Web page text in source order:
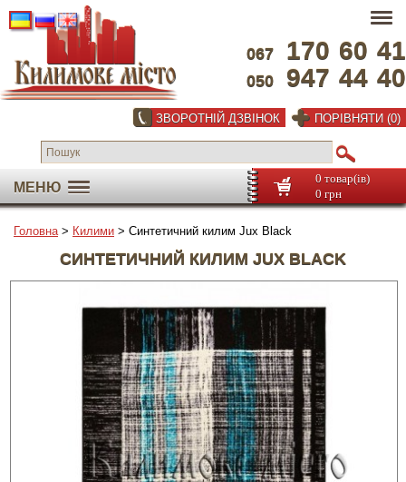
067 170 60 41
050 947 44 40
ЗВОРОТНІЙ ДЗВІНОК ПОРІВНЯТИ (0)
МЕНЮ
0 товар(ів)
0 грн
Головна> Килими > Синтетичний килим Jux Black
СИНТЕТИЧНИЙ КИЛИМ JUX BLACK